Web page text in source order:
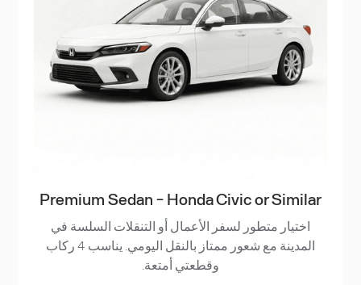
Premium Sedan - Honda Civic or Similar
اختيار متطور لسفر الأعمال أو التنقلات السلسة في
المدينة مع شعور ممتاز بالنقل اليومي. يناسب 4 ركاب
وقطعتي أمتعة.